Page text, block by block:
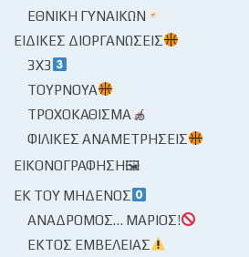
ΕΘΝΙΚΉ ΓΥΝΑΙΚΏΝ
ΕΙΔΙΚΈΣ ΔΙΟΡΓΑΝΏΣΕΙΣ
3X3
ΤΟΥΡΝΟΥΆ
ΤΡΟΧΟΚΆΘΙΣΜΑ
ΦΙΛΙΚΈΣ ΑΝΑΜΕΤΡΉΣΕΙΣ
ΕΙΚΟΝΟΓΡΆΦΗΣΗ🖼
ΕΚ ΤΟΥ ΜΗΔΕΝΌΣ
ΑΝΆΔΡΟΜΟΣ… ΜΆΡΙΟΣ!
ΕΚΤΌΣ ΕΜΒΈΛΕΙΑΣ